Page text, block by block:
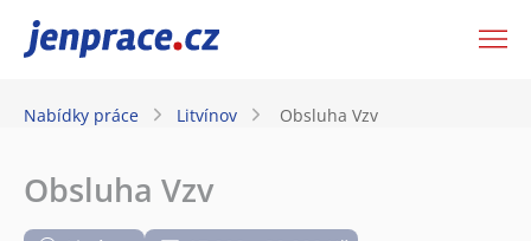
JenPráce.cz
Nabídky práce Litvínov Obsluha Vzv
Obsluha Vzv